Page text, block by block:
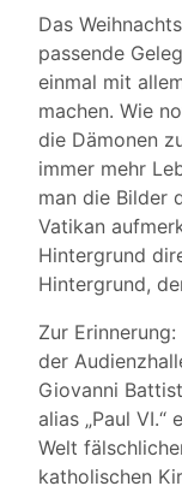
Das
passende
einmal mit
machen. Wie
die Dämonen
immer mehr
man die Bilder
Vatikan
Hintergrund
Hintergrund,
Zur
der
Giovanni
alias „Paul VI.“
Welt
katholischen